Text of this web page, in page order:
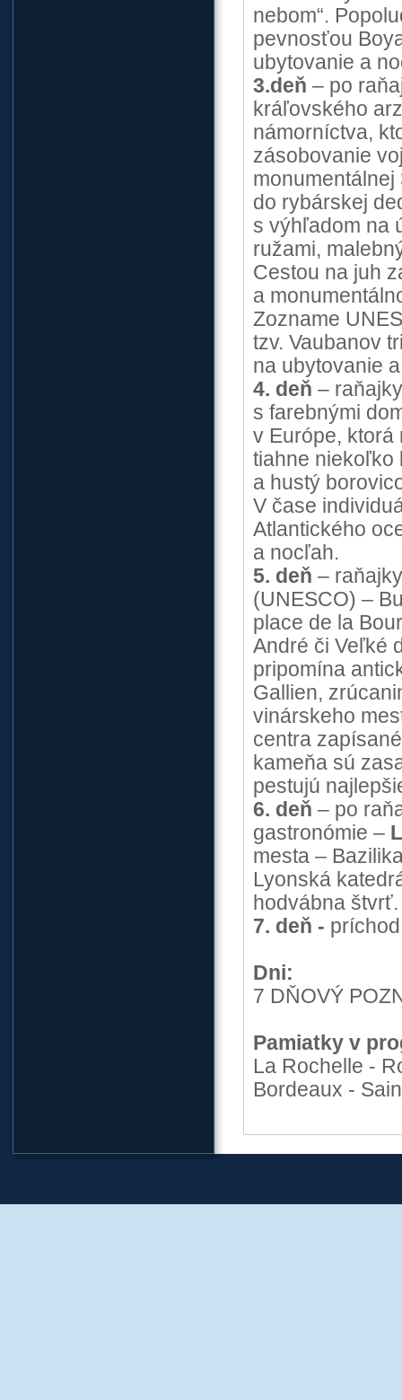
nebom“.
pevnosťou
ubytovanie a
3.deň – po
kráľovského
námorníctva,
zásobovanie
do rybárskej
s výhľadom na
ružami,
Cestou na juh
a
Zozname
tzv. Vaubanov
na ubytovanie
4. deň –
s farebnými
v Európe, ktorá
tiahne niekoľko
a hustý
V čase
Atlantického
a nocľah.
5. deň –
(UNESCO) –
place de la
André či Veľké
pripomína
Gallien,
vinárskeho
centra
kameňa sú
pestujú
6. deň – po
gastronómie –
mesta –
Lyonská
hodvábna
7. deň -
Dni:
7 DŇOVÝ
Pamiatky v
La Rochelle -
Bordeaux -